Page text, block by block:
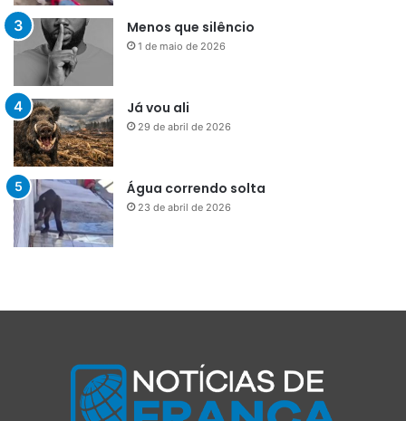
Menos que silêncio
1 de maio de 2026
Já vou ali
29 de abril de 2026
Água correndo solta
23 de abril de 2026